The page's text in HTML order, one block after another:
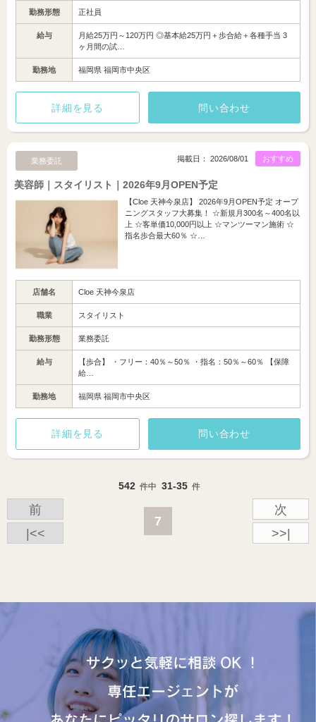
勤務形態 正社員
給与
月給25万円～120万円 ◎基本給25万円＋歩合給＋各種手当 3
ヶ月間の試…
勤務地 福岡県 福岡市中央区
詳細を見る 問い合わせ
業務委託 おすすめ
掲載日： 2026/08/01
美容師｜スタイリスト｜2026年9月OPEN予定
【Cloe 天神今泉店】 2026年9月OPEN予定 オープ
ニングスタッフ大募集！ ☆新規月300名～400名以
上 ☆客単価10,000円以上 ☆マンツーマン施術 ☆
指名歩合最大60％ ☆…
店舗名 Cloe 天神今泉店
職業 スタイリスト
勤務形態 業務委託
給与
【歩合】 ・フリー：40％～50％ ・指名：50％～60％ 【保障
給…
勤務地 福岡県 福岡市中央区
詳細を見る 問い合わせ
542 件中 31-35 件
|<<
前
7
次
>>|